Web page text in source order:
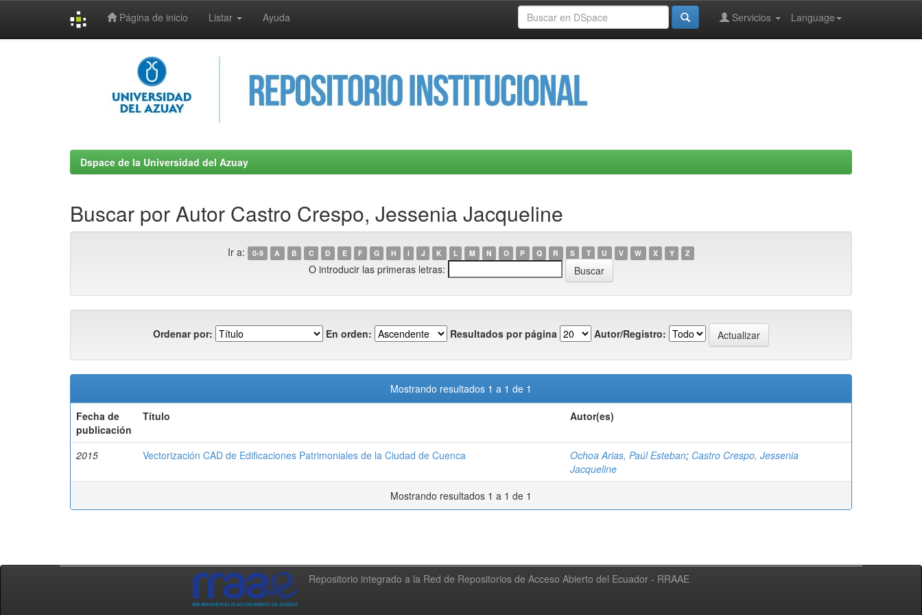
Página de inicio Listar Ayuda Language
Servicios
Dspace de la Universidad del Azuay
Buscar por Autor Castro Crespo, Jessenia Jacqueline
Ir a: 0-9 A B C D E F G H I J K L M N O P Q R S T U V W X Y Z
O introducir las primeras letras:
Ordenar por: En orden: Resultados por página Autor/Registro:
Mostrando resultados 1 a 1 de 1
Fecha de
publicación
Título Autor(es)
2015 Vectorización CAD de Edificaciones Patrimoniales de la Ciudad de Cuenca Ochoa Arias, Paúl Esteban; Castro Crespo, Jessenia
Jacqueline
Mostrando resultados 1 a 1 de 1
Repositorio integrado a la Red de Repositorios de Acceso Abierto del Ecuador - RRAAE